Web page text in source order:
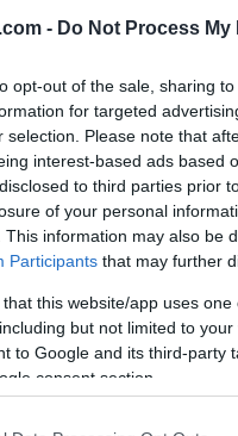
- Do Not Process
opt-out of the sale, sharing
for targeted
selection. Please note that
interest-based ads based
to third parties prior
of your personal
This information may also be
Participants that may further
that this website/app uses
but not limited to
to Google and its third-party
consent section.
i
kunne ta meg til en
en god dag og at
i fjor.
som vinner
du å nullstille
det jeg har gjort.
ikke hva jeg har
men jeg synes det er
er jeg kanskje